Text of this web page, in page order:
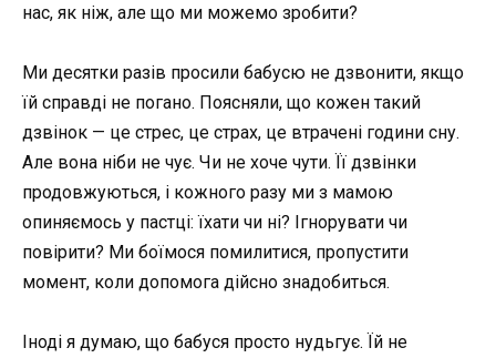
нас, як ніж, але що ми можемо зробити?
Ми десятки разів просили бабусю не дзвонити, якщо
їй справді не погано. Поясняли, що кожен такий
дзвінок — це стрес, це страх, це втрачені години сну.
Але вона ніби не чує. Чи не хоче чути. Її дзвінки
продовжуються, і кожного разу ми з мамою
опиняємось у пастці: їхати чи ні? Ігнорувати чи
повірити? Ми боїмося помилитися, пропустити
момент, коли допомога дійсно знадобиться.
Іноді я думаю, що бабуся просто нудьгує. Їй не